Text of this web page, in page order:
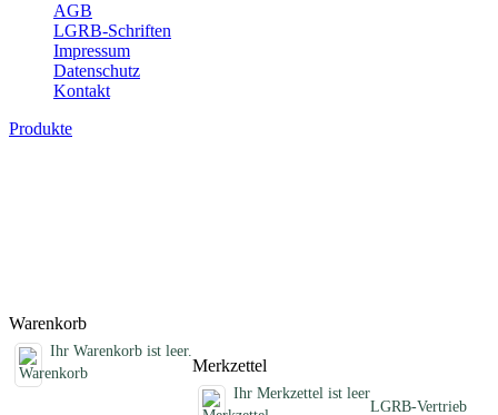
AGB
LGRB-Schriften
Impressum
Datenschutz
Kontakt
Produkte
Warenkorb
Ihr Warenkorb ist leer.
Merkzettel
Ihr Merkzettel ist leer
LGRB-Vertrieb